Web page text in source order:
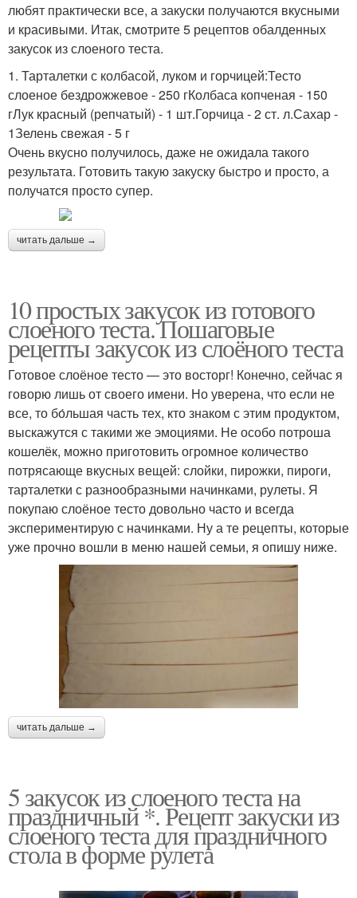
любят практически все, а закуски получаются вкусными
и красивыми. Итак, смотрите 5 рецептов обалденных
закусок из слоеного теста.
1. Тарталетки с колбасой, луком и горчицей:Тесто
слоеное бездрожжевое - 250 гКолбаса копченая - 150
гЛук красный (репчатый) - 1 шт.Горчица - 2 ст. л.Сахар -
1Зелень свежая - 5 г
Очень вкусно получилось, даже не ожидала такого
результата. Готовить такую закуску быстро и просто, а
получатся просто супер.
читать дальше →
10 простых закусок из готового
слоеного теста. Пошаговые
рецепты закусок из слоёного теста
Готовое слоёное тесто — это восторг! Конечно, сейчас я
говорю лишь от своего имени. Но уверена, что если не
все, то бо́льшая часть тех, кто знаком с этим продуктом,
выскажутся с такими же эмоциями. Не особо потроша
кошелёк, можно приготовить огромное количество
потрясающе вкусных вещей: слойки, пирожки, пироги,
тарталетки с разнообразными начинками, рулеты. Я
покупаю слоёное тесто довольно часто и всегда
экспериментирую с начинками. Ну а те рецепты, которые
уже прочно вошли в меню нашей семьи, я опишу ниже.
читать дальше →
5 закусок из слоеного теста на
праздничный *. Рецепт закуски из
слоеного теста для праздничного
стола в форме рулета